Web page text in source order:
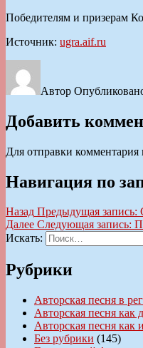
Победителям и призерам
Источник: ugra.aif.ru
Автор
Добавить
Для отправки комментария
Навигация по
Назад Предыдущая запись:
Далее Следующая запись:
Искать:
Рубрики
Авторская песня в
Авторская песня как
Авторская песня как
Без рубрики (145)